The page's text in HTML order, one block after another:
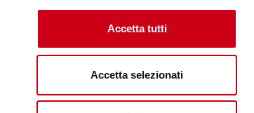
Accetta tutti
Accetta selezionati